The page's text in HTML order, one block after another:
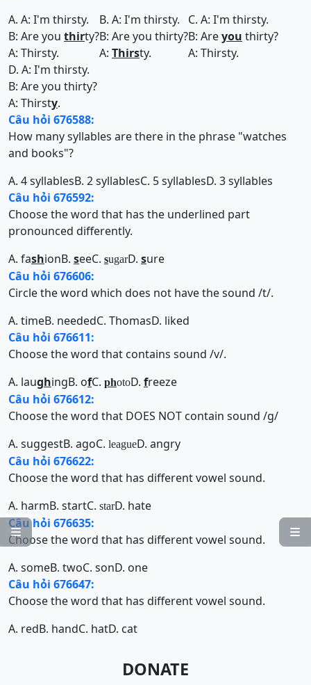


A. A: I'm thirsty.
B: Are you thirty?
A: Thirsty.
B. A: I'm thirsty.
B: Are you thirty?
A: Thirsty.
C. A: I'm thirsty.
B: Areyou thirty?
A: Thirsty.
D. A: I'm thirsty.
B: Are you thirty?
A: Thirsty.
Câu hỏi 676588:
How many syllables are there in the phrase "watches
and books"?
A. 4 syllablesB. 2 syllablesC. 5 syllablesD. 3 syllables
Câu hỏi 676592:
Choose the word that has the underlined part
pronounced differently.
A. fashionB. seeC. sugarD. sure
Câu hỏi 676606:
Circle the word which does not have the sound /t/.
A. timeB. neededC. ThomasD. liked
Câu hỏi 676611:
Choose the word that contains sound /v/.
A. laughingB. ofC. photoD. freeze
Câu hỏi 676612:
Choose the word that DOES NOT contain sound /g/
A. suggestB. agoC. leagueD. angry
Câu hỏi 676622:
Choose the word that has different vowel sound.
A. harmB. startC. starD. hate
Câu hỏi 676635:
Choose the word that has different vowel sound.
A. someB. twoC. sonD. one
Câu hỏi 676647:
Choose the word that has different vowel sound.
A. redB. handC. hatD. cat
DONATE